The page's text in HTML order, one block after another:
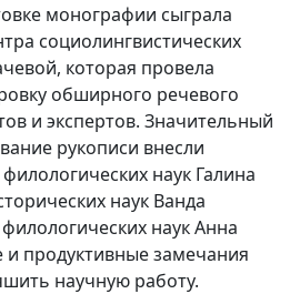
монографии сыграла
социолингвистических
которая провела
обширного речевого
и экспертов. Значительный
рукописи внесли
наук Галина
наук Ванда
наук Анна
продуктивные замечания
научную работу.